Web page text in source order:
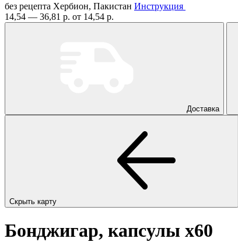
без рецепта Хербион, Пакистан Инструкция
14,54 — 36,81 р. от 14,54 р.
Доставка
Скрыть карту
Бонджигар, капсулы x60